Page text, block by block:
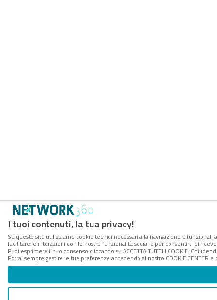
I tuoi contenuti, la tua privacy!
Su questo sito utilizziamo cookie tecnici necessari alla navigazione e
facilitare le interazioni con le nostre funzionalità social e per consentirti di
Puoi esprimere il tuo consenso cliccando su ACCETTA TUTTI I COOKIE.
Potrai sempre gestire le tue preferenze accedendo al nostro COOKIE